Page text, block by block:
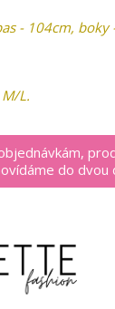
- 104cm, boky
L.
do dvou